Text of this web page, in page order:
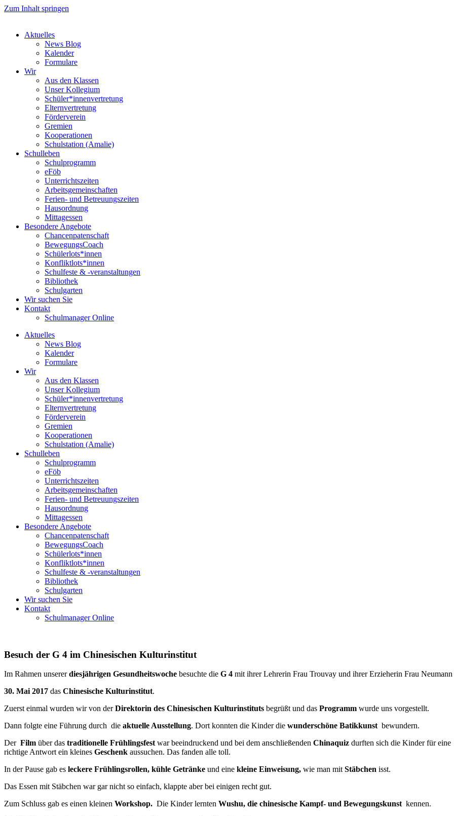
Zum Inhalt springen
Aktuelles
News Blog
Kalender
Formulare
Wir
Aus den Klassen
Unser Kollegium
Schüler*innenvertretung
Elternvertretung
Förderverein
Gremien
Kooperationen
Schulstation (Amalie)
Schulleben
Schulprogramm
eFöb
Unterrichtszeiten
Arbeitsgemeinschaften
Ferien- und Betreuungszeiten
Hausordnung
Mittagessen
Besondere Angebote
Chancenpatenschaft
BewegungsCoach
Schülerlots*innen
Konfliktlots*innen
Schulfeste & -veranstaltungen
Bibliothek
Schulgarten
Wir suchen Sie
Kontakt
Schulmanager Online
Aktuelles
News Blog
Kalender
Formulare
Wir
Aus den Klassen
Unser Kollegium
Schüler*innenvertretung
Elternvertretung
Förderverein
Gremien
Kooperationen
Schulstation (Amalie)
Schulleben
Schulprogramm
eFöb
Unterrichtszeiten
Arbeitsgemeinschaften
Ferien- und Betreuungszeiten
Hausordnung
Mittagessen
Besondere Angebote
Chancenpatenschaft
BewegungsCoach
Schülerlots*innen
Konfliktlots*innen
Schulfeste & -veranstaltungen
Bibliothek
Schulgarten
Wir suchen Sie
Kontakt
Schulmanager Online
Besuch der G 4 im Chinesischen Kulturinstitut
Im Rahmen unsererdiesjährigen Gesundheitswoche besuchte die G 4 mit ihrer Lehrerin Frau Trouvay und ihrer Erzieherin Frau Neumann
30. Mai 2017 das Chinesische Kulturinstitut.
Zuerst einmal wurden wir von derDirektorin des Chinesischen Kulturinstituts begrüßt und das Programm wurde uns vorgestellt.
Dann folgte eine Führung durch die aktuelle Ausstellung. Dort konnten die Kinder die wunderschöne Batikkunstbewundern.
Der Film über das traditionelle Frühlingsfestwar beeindruckend und bei dem anschließenden Chinaquiz durften sich die Kinder für eine
richtige Antwort ein kleines Geschenk aussuchen. Das fanden alle toll.
In der Pause gab es leckere Frühlingsrollen, kühle Getränke und eine kleine Einweisung, wie man mitStäbchen isst.
Das Essen mit Stäbchen war gar nicht so einfach, klappte aber bei einigen recht gut.
Zum Schluss gab es einen kleinen Workshop. Die Kinder lernten Wushu, die chinesische Kampf- und Bewegungskunst kennen.